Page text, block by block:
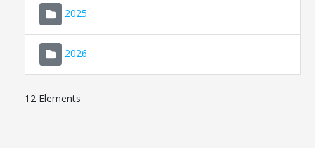
2025
2026
12 Elements